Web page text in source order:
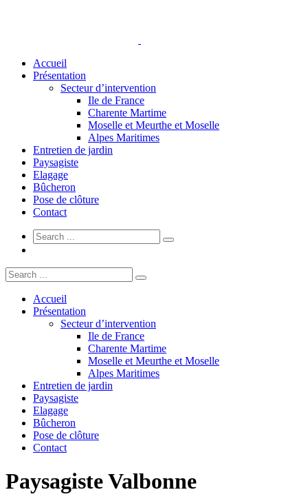
Accueil
Présentation
Secteur d’intervention
Ile de France
Charente Martime
Moselle et Meurthe et Moselle
Alpes Maritimes
Entretien de jardin
Paysagiste
Elagage
Bûcheron
Pose de clôture
Contact
Accueil
Présentation
Secteur d’intervention
Ile de France
Charente Martime
Moselle et Meurthe et Moselle
Alpes Maritimes
Entretien de jardin
Paysagiste
Elagage
Bûcheron
Pose de clôture
Contact
Paysagiste Valbonne